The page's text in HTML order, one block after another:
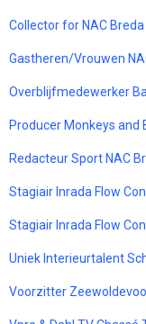
Collector for NAC
Gastheren/Vrouwen
Overblijfmedewerker
Producer Monkeys and
Redacteur Sport NAC
Stagiair Inrada Flow
Stagiair Inrada Flow
Uniek Interieurtalent
Voorzitter